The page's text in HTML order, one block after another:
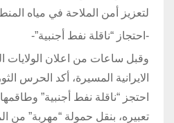
لتعزيز أمن الملاحة في مياه
-احتجاز “ناقلة نفط أجنبية”-
وقبل ساعات من اعلان الولايات
الايرانية المسيرة، أكد الحرس
احتجز “ناقلة نفط أجنبية”
تعبيره، بنقل حمولة “مهربة” من